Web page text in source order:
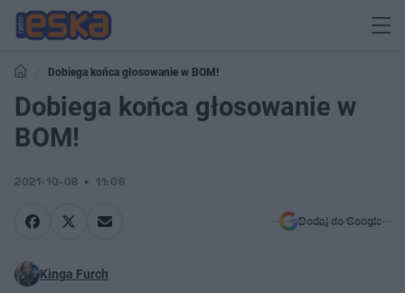
Dobiega końca głosowanie w BOM!
Dobiega końca głosowanie w
BOM!
2021-10-08 11:06
Dodaj do Google
Kinga Furch